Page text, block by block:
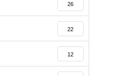
26
22
12